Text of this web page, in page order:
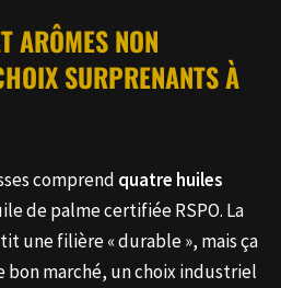
ARÔMES NON
SURPRENANTS À
comprend quatre huiles
de palme certifiée RSPO. La
une filière « durable », mais ça
bon marché, un choix industriel